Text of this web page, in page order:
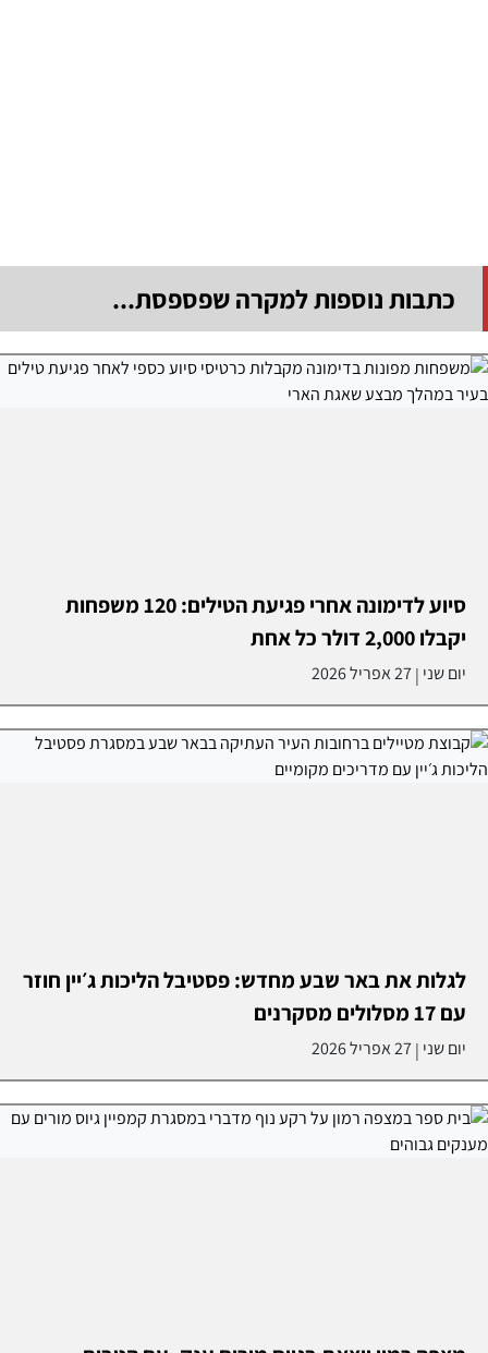
כתבות נוספות למקרה שפספסת...
סיוע לדימונה אחרי פגיעת הטילים: 120 משפחות
יקבלו 2,000 דולר כל אחת
יום שני |27 אפריל 2026
לגלות את באר שבע מחדש: פסטיבל הליכות ג׳יין חוזר
עם 17 מסלולים מסקרנים
יום שני |27 אפריל 2026